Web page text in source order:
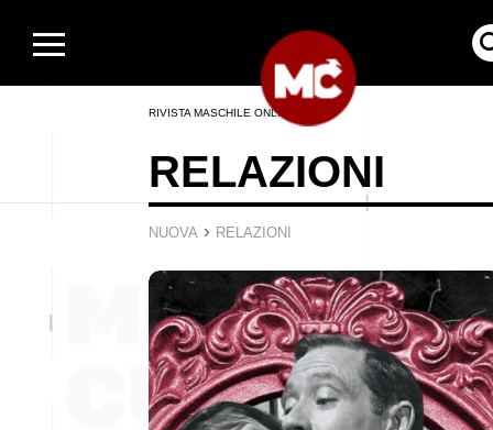
RIVISTA MASCHILE ONLINE
RELAZIONI
NUOVA › RELAZIONI